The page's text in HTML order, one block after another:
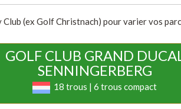
(ex Golf Christnach) pour varier vos
GOLF CLUB GRAND
SENNINGERBERG
18 trous | 6 trous compact